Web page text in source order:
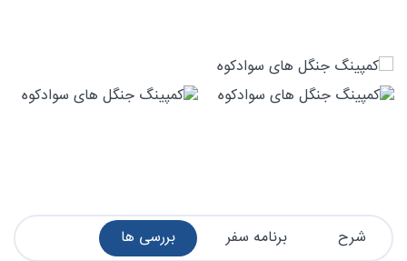
شرح برنامه سفر بررسی ها